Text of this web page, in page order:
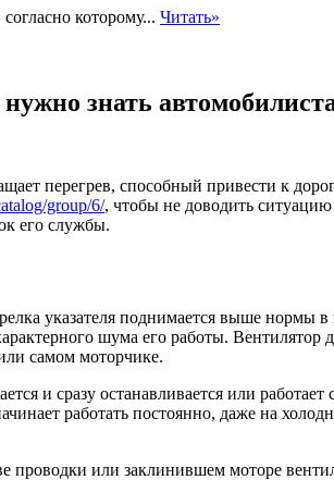
которому... Читать»
знать
перегрев, способный привести к
group/6/, чтобы не доводить
его службы.
указателя поднимается выше
шума его работы.
самом моторчике.
и сразу останавливается или
работать постоянно, даже на
проводки или заклинившем моторе